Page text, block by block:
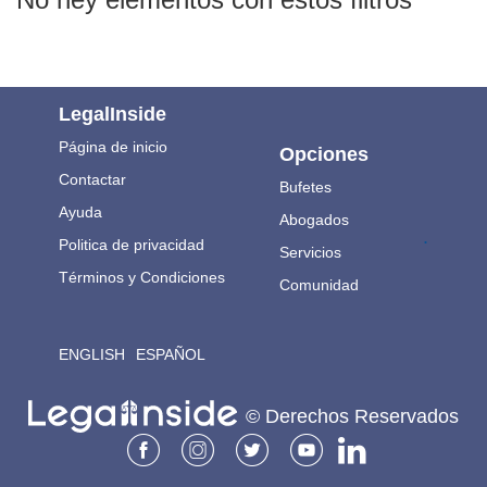
LegalInside
Página de inicio
Contactar
Ayuda
Politica de privacidad
Términos y Condiciones
ENGLISH ESPAÑOL
Opciones
Bufetes
Abogados
Servicios
Comunidad
.
© Derechos Reservados